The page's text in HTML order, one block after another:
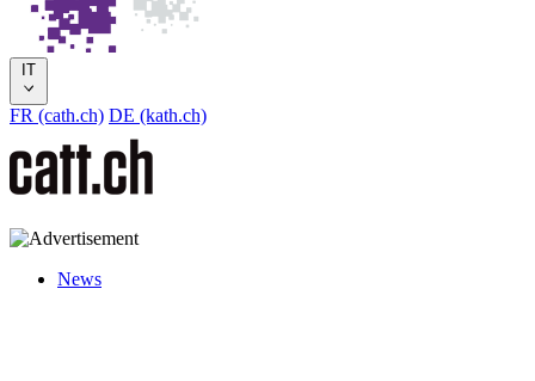
IT
FR (cath.ch) DE (kath.ch)
News